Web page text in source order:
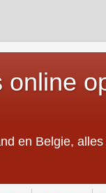
online
en Belgie,